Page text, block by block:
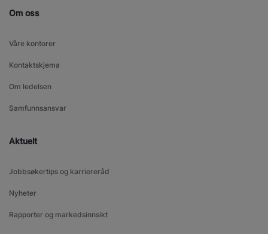
Om oss
Våre kontorer
Kontaktskjema
Om ledelsen
Samfunnsansvar
Aktuelt
Jobbsøkertips og karriereråd
Nyheter
Rapporter og markedsinnsikt